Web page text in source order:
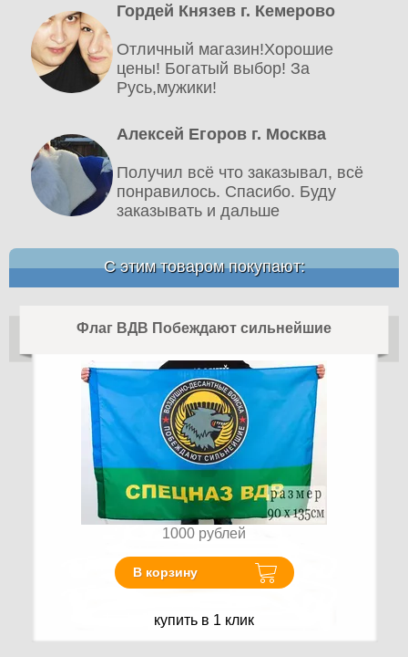
Гордей Князев г. Кемерово
Отличный магазин!Хорошие
цены! Богатый выбор! За
Русь,мужики!
Алексей Егоров г. Москва
Получил всё что заказывал, всё
понравилось. Спасибо. Буду
заказывать и дальше
С этим товаром покупают:
Флаг ВДВ Побеждают сильнейшие
1000 рублей
В корзину
купить в 1 клик